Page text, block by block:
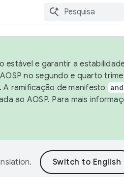
estável e garantir a
no segundo e quarto
. A ramificação de manifesto
ao AOSP. Para mais
.